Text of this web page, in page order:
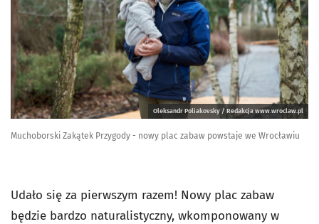
Oleksandr Poliakovsky / Redakcja www.wroclaw.pl
Muchoborski Zakątek Przygody - nowy plac zabaw powstaje we Wrocławiu
Udało się za pierwszym razem! Nowy plac zabaw
będzie bardzo naturalistyczny, wkomponowany w